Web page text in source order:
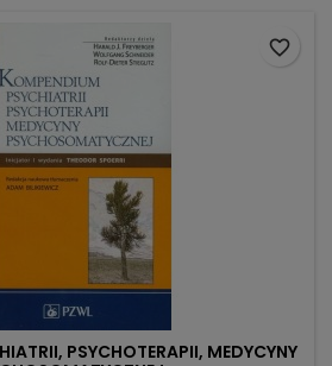
PSYCHOTERAPII, MEDYCYNY
favorite_border